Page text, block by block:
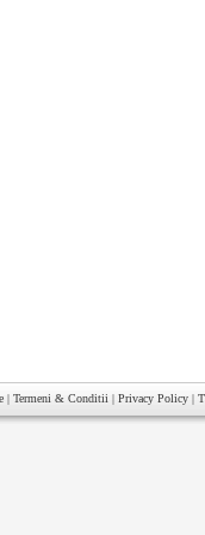
| Termeni & Conditii | Privacy Policy |